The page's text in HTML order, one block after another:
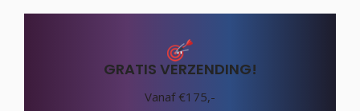
GRATIS VERZENDING!
Vanaf €175,-